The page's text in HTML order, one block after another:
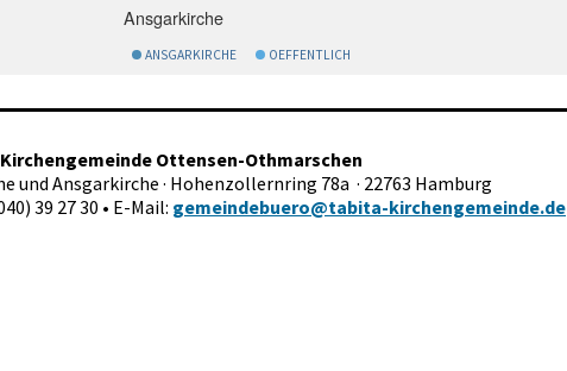
Ansgarkirche
ANSGARKIRCHE OEFFENTLICH
Ottensen-Othmarschen
und Ansgarkirche · Hohenzollernring 78a · 22763 Hamburg
39 27 30 • E-Mail: gemeindebuero@tabita-kirchengemeinde.de